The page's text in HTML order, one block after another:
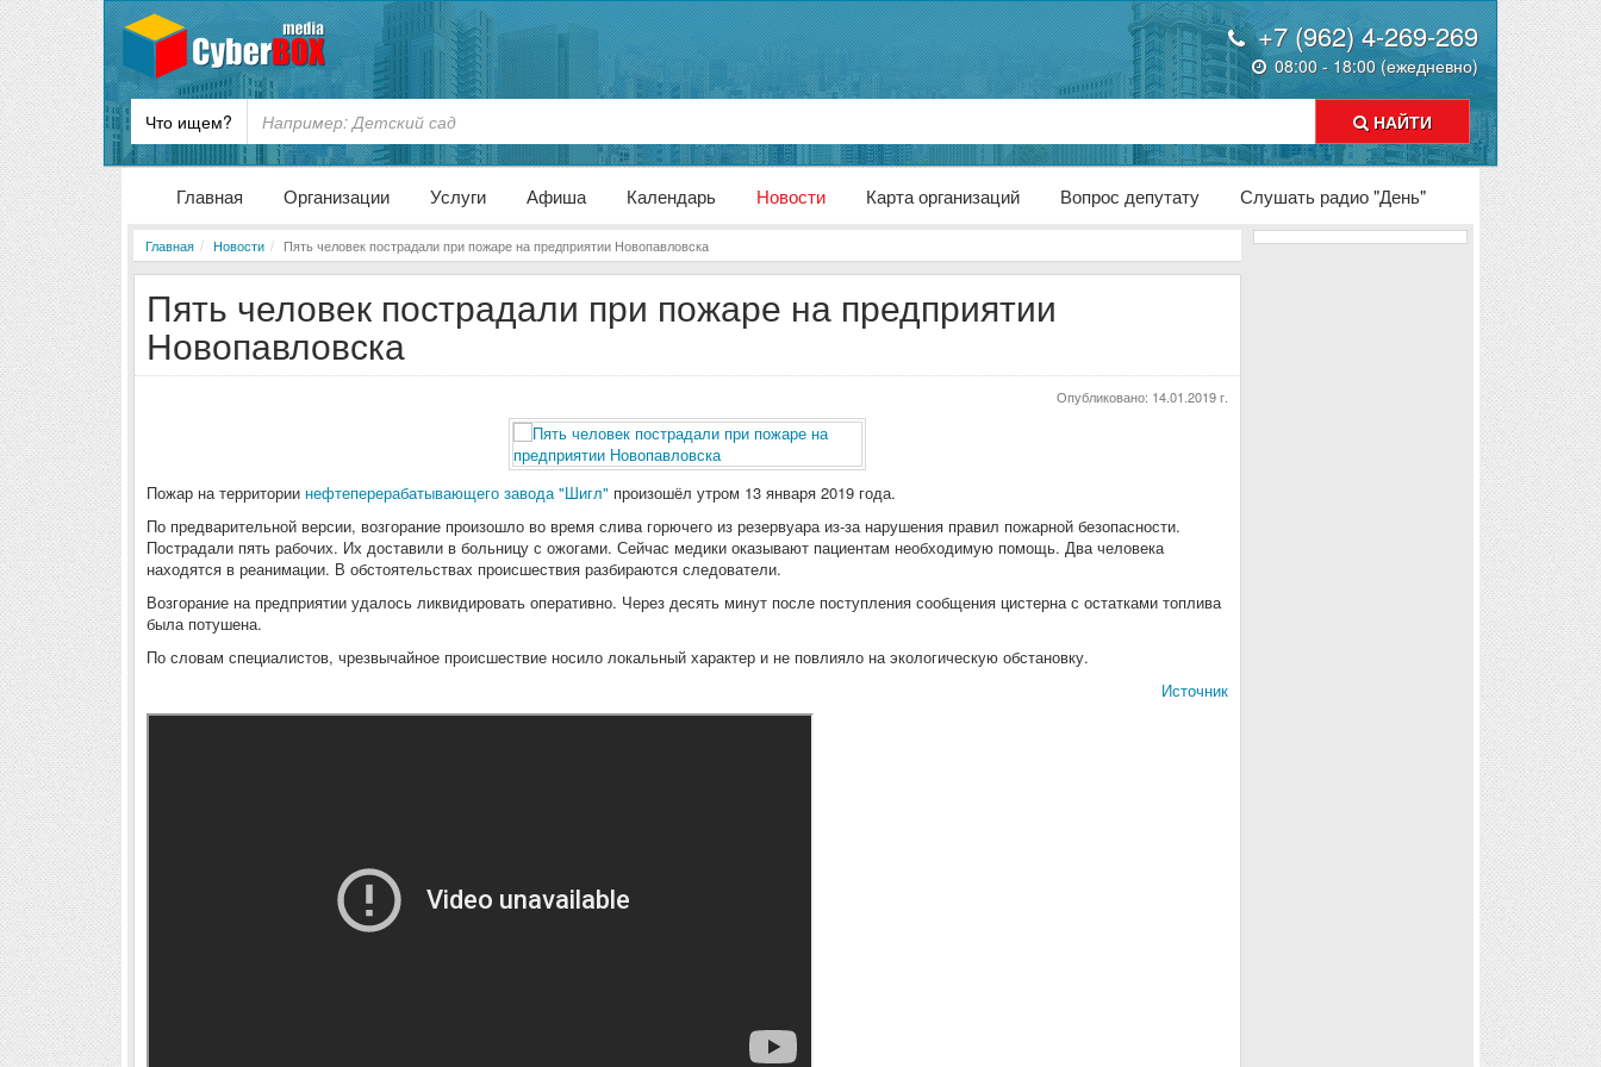
+7 (962) 4-269-269
08:00 - 18:00 (ежедневно)
Что ищем? НАЙТИ
Главная Организации Услуги Афиша Календарь Новости Карта организаций Вопрос депутату Слушать радио "День"
Главная Новости Пять человек пострадали при пожаре на предприятии Новопавловска
Пять человек пострадали при пожаре на предприятии
Новопавловска
Опубликовано: 14.01.2019 г.
Пожар на территории нефтеперерабатывающего завода "Шигл" произошёл утром 13 января 2019 года.
По предварительной версии, возгорание произошло во время слива горючего из резервуара из-за нарушения правил пожарной безопасности.
Пострадали пять рабочих. Их доставили в больницу с ожогами. Сейчас медики оказывают пациентам необходимую помощь. Два человека
находятся в реанимации. В обстоятельствах происшествия разбираются следователи.
Возгорание на предприятии удалось ликвидировать оперативно. Через десять минут после поступления сообщения цистерна с остатками топлива
была потушена.
По словам специалистов, чрезвычайное происшествие носило локальный характер и не повлияло на экологическую обстановку.
Источник